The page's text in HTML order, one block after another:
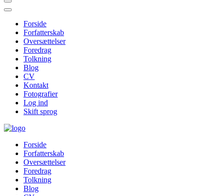
Forside
Forfatterskab
Oversættelser
Foredrag
Tolkning
Blog
CV
Kontakt
Fotografier
Log ind
Skift sprog
Forside
Forfatterskab
Oversættelser
Foredrag
Tolkning
Blog